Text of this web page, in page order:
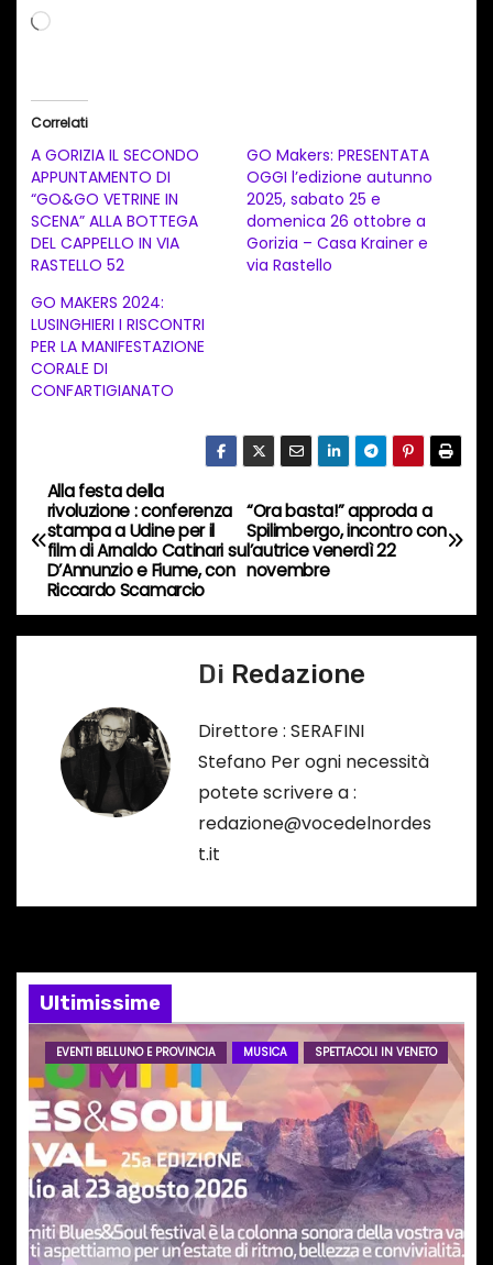
C
a
m
e
n
t
o
i
n
r
s
o
…
Correlati
A GORIZIA IL SECONDO
APPUNTAMENTO DI
“GO&GO VETRINE IN
SCENA” ALLA BOTTEGA
DEL CAPPELLO IN VIA
RASTELLO 52
GO Makers: PRESENTATA
OGGI l’edizione autunno
2025, sabato 25 e
domenica 26 ottobre a
Gorizia – Casa Krainer e
via Rastello
GO MAKERS 2024:
LUSINGHIERI I RISCONTRI
PER LA MANIFESTAZIONE
CORALE DI
CONFARTIGIANATO
N
a
v
i
n
e
a
r
t
i
c
o
“Ora basta!” approda a
Spilimbergo, incontro con
l’autrice venerdì 22
novembre
Alla festa della
rivoluzione : conferenza
stampa a Udine per il
film di Arnaldo Catinari su
D’Annunzio e Fiume, con
Riccardo Scamarcio
Di Redazione
Direttore : SERAFINI
Stefano Per ogni necessità
potete scrivere a :
redazione@vocedelnordes
t.it
Ultimissime
EVENTI BELLUNO E PROVINCIA MUSICA SPETTACOLI IN VENETO